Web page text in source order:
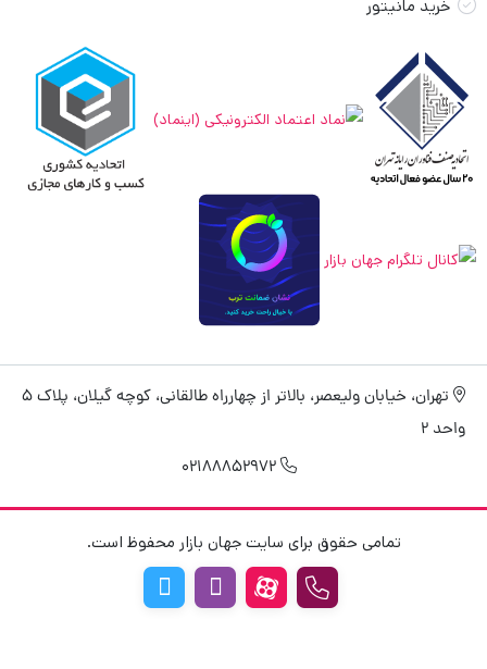
خرید مانیتور
تهران، خیابان ولیعصر، بالاتر از چهارراه طالقانی، کوچه گیلان، پلاک 5
واحد 2
02188852972
تمامی حقوق برای سایت جهان بازار محفوظ است.